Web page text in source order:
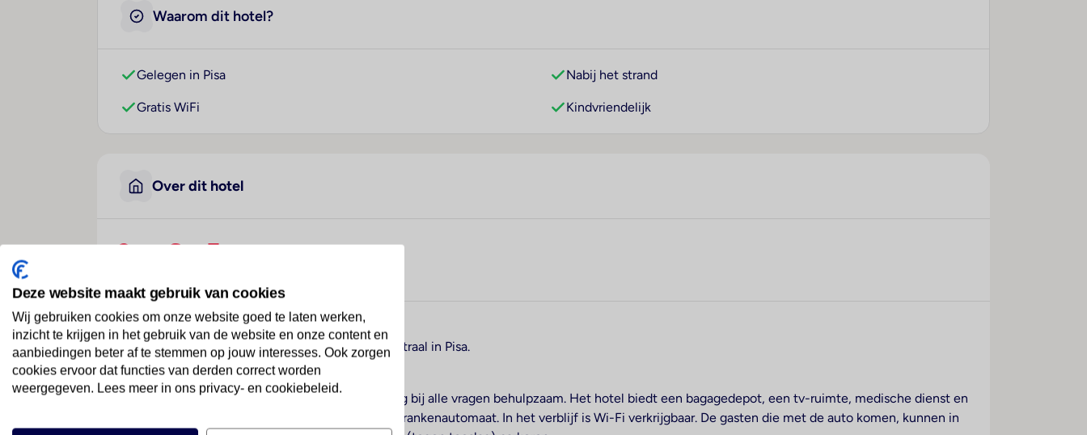
Waarom dit hotel?
Gelegen in Pisa Nabij het strand
Gratis WiFi Kindvriendelijk
Over dit hotel
Casa San Tommaso
Ligging
Deze B & B ligt op circa 14 km van het strand, centraal in Pisa.
Hotelfaciliteiten
Het vriendelijke personeel aan de receptie is graag bij alle vragen behulpzaam. Het hotel biedt een bagagedepot, een tv-ruimte, medische dienst en
een fax. Tot het voorzieningenaanbod hoort een drankenautomaat. In het verblijf is Wi-Fi verkrijgbaar. De gasten die met de auto komen, kunnen in
Deze website maakt gebruik van cookies
Wij gebruiken cookies om onze website goed te laten werken,
inzicht te krijgen in het gebruik van de website en onze content en
aanbiedingen beter af te stemmen op jouw interesses. Ook zorgen
cookies ervoor dat functies van derden correct worden
weergegeven. Lees meer in ons privacy- en cookiebeleid.